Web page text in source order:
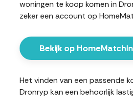
woningen te koop komen in
zeker een account op
Bekijk op
Het vinden van een passende
Dronryp kan een behoorlijk